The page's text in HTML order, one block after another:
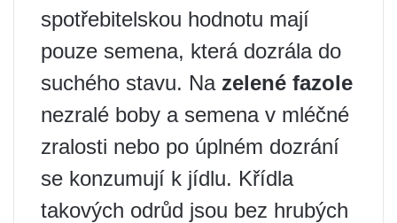
spotřebitelskou hodnotu mají
pouze semena, která dozrála do
suchého stavu. Na zelené fazole
nezralé boby a semena v mléčné
zralosti nebo po úplném dozrání
se konzumují k jídlu. Křídla
takových odrůd jsou bez hrubých